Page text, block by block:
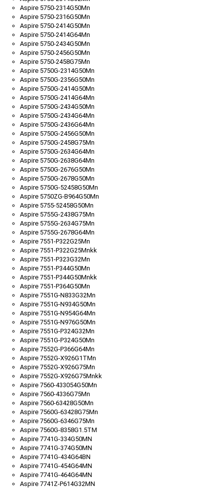
Aspire 5750-2314G50Mn
Aspire 5750-2316G50Mn
Aspire 5750-2414G50Mn
Aspire 5750-2414G64Mn
Aspire 5750-2434G50Mn
Aspire 5750-2456G50Mn
Aspire 5750-2458G75Mn
Aspire 5750G-2314G50Mn
Aspire 5750G-2356G50Mn
Aspire 5750G-2414G50Mn
Aspire 5750G-2414G64Mn
Aspire 5750G-2434G50Mn
Aspire 5750G-2434G64Mn
Aspire 5750G-2436G64Mn
Aspire 5750G-2456G50Mn
Aspire 5750G-2458G75Mn
Aspire 5750G-2634G64Mn
Aspire 5750G-2638G64Mn
Aspire 5750G-2676G50Mn
Aspire 5750G-2678G50Mn
Aspire 5750G-52458G50Mn
Aspire 5750ZG-B964G50Mn
Aspire 5755-52458G50Mn
Aspire 5755G-2438G75Mn
Aspire 5755G-2634G75Mn
Aspire 5755G-2678G64Mn
Aspire 7551-P322G25Mn
Aspire 7551-P322G25Mnkk
Aspire 7551-P323G32Mn
Aspire 7551-P344G50Mn
Aspire 7551-P344G50Mnkk
Aspire 7551-P364G50Mn
Aspire 7551G-N833G32Mn
Aspire 7551G-N934G50Mn
Aspire 7551G-N954G64Mn
Aspire 7551G-N976G50Mn
Aspire 7551G-P324G32Mn
Aspire 7551G-P324G50Mn
Aspire 7552G-P366G64Mn
Aspire 7552G-X926G1TMn
Aspire 7552G-X926G75Mn
Aspire 7552G-X926G75Mnkk
Aspire 7560-433054G50Mn
Aspire 7560-4336G75Mn
Aspire 7560-63428G50Mn
Aspire 7560G-63428G75Mn
Aspire 7560G-6346G75Mn
Aspire 7560G-8358G1.5TM
Aspire 7741G-334G50MN
Aspire 7741G-374G50MN
Aspire 7741G-434G64BN
Aspire 7741G-454G64MN
Aspire 7741G-464G64MN
Aspire 7741Z-P614G32MN